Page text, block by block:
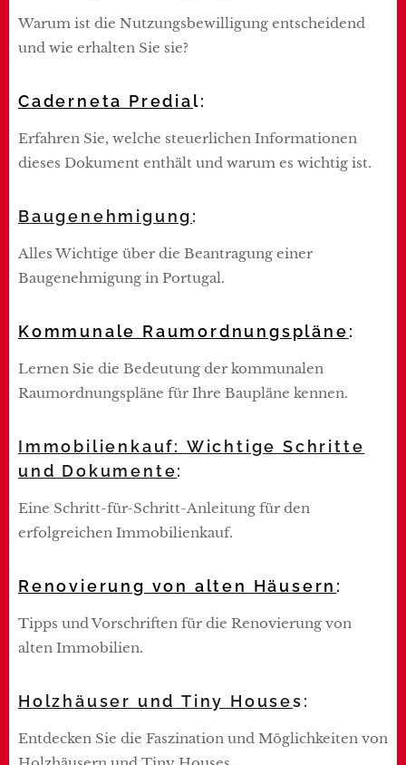
Warum ist die Nutzungsbewilligung entscheidend
und wie erhalten Sie sie?
Caderneta Predial:
Erfahren Sie, welche steuerlichen Informationen
dieses Dokument enthält und warum es wichtig ist.
Baugenehmigung:
Alles Wichtige über die Beantragung einer
Baugenehmigung in Portugal.
Kommunale Raumordnungspläne:
Lernen Sie die Bedeutung der kommunalen
Raumordnungspläne für Ihre Baupläne kennen.
Immobilienkauf: Wichtige Schritte
und Dokumente:
Eine Schritt-für-Schritt-Anleitung für den
erfolgreichen Immobilienkauf.
Renovierung von alten Häusern :
Tipps und Vorschriften für die Renovierung von
alten Immobilien.
Holzhäuser und Tiny Houses:
Entdecken Sie die Faszination und Möglichkeiten von